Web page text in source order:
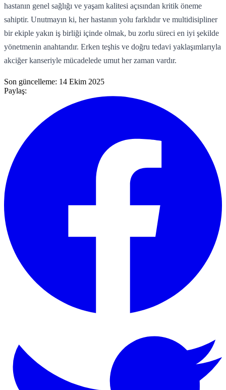
hastanın genel sağlığı ve yaşam kalitesi açısından kritik öneme
sahiptir. Unutmayın ki, her hastanın yolu farklıdır ve multidisipliner
bir ekiple yakın iş birliği içinde olmak, bu zorlu süreci en iyi şekilde
yönetmenin anahtarıdır. Erken teşhis ve doğru tedavi yaklaşımlarıyla
akciğer kanseriyle mücadelede umut her zaman vardır.
Son güncelleme: 14 Ekim 2025
Paylaş: